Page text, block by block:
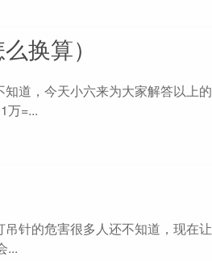
换算）
道，今天小六来为大家解答以上的
万=...
针的危害很多人还不知道，现在让
...